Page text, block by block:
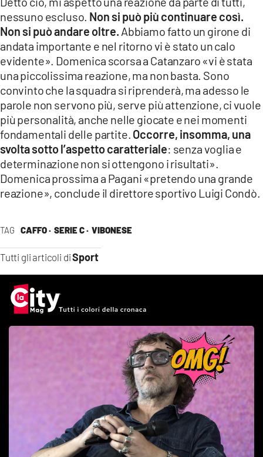
TAG CAFFO · SERIE C · VIBONESE
Tutti gli articoli diSport
nessuno escluso. Non si può più continuare così.
Non si può andare oltre. Abbiamo fatto un girone di
andata importante e nel ritorno vi è stato un calo
evidente». Domenica scorsa a Catanzaro «vi è stata
una piccolissima reazione, ma non basta. Sono
convinto che la squadra si riprenderà, ma adesso le
parole non servono più, serve più attenzione, ci vuole
più personalità, anche nelle giocate e nei momenti
fondamentali delle partite. Occorre, insomma, una
svolta sotto l’aspetto caratteriale: senza voglia e
determinazione non si ottengono i risultati».
Domenica prossima a Pagani «pretendo una grande
reazione», conclude il direttore sportivo Luigi Condò.